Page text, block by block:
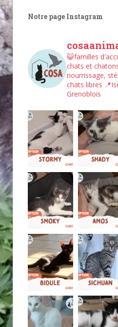
Notre page Instagram
😺familles
chats et
nourrissage,
chats libres
Grenoblois